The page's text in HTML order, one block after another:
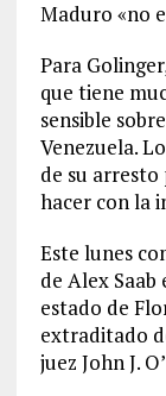
Maduro «no
Para
que tiene
sensible
Venezuela.
de su
hacer con la
Este lunes
de Alex
estado de
extraditado
juez John J.